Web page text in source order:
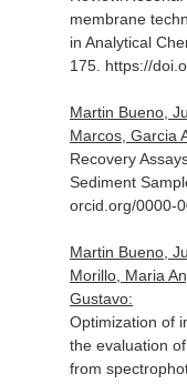
membrane
in Analytical
175. https://
Martin Bueno,
Marcos, Garcia
Recovery
Sediment
orcid.org/0000-
Martin Bueno,
Morillo, Maria
Gustavo:
Optimization of
the evaluation
from